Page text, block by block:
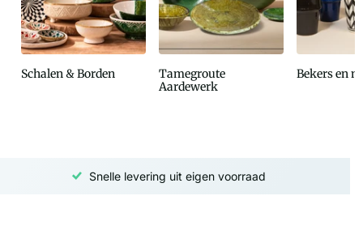
Schalen & Borden
Tamegroute
Aardewerk
Bekers en
Snelle levering uit eigen voorraad